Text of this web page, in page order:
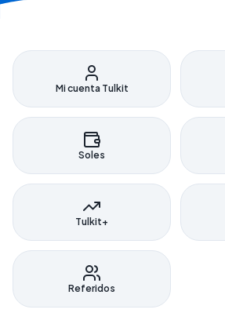
Mi cuenta Tulkit
Soles
Tulkit+
Referidos